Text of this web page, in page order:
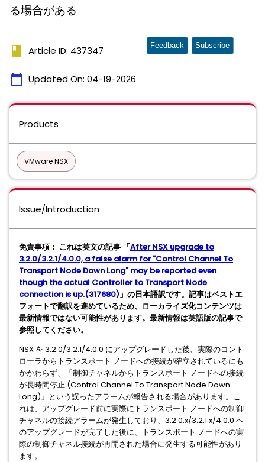
る場合がある
book Article ID: 437347
calendar_today Updated On: 04-19-2026
Feedback Subscribe
Products
VMware NSX
Issue/Introduction
免責事項： これは英文の記事 「After NSX upgrade to
3.2.0/3.2.1/4.0.0, a false alarm for "Control Channel To
Transport Node Down Long" may be reported even
though the actual Controller to Transport Node
connection is up.(317680)」の日本語訳です。記事はベストエ
フォートで翻訳を進めているため、ローカライズ化コンテンツは
最新情報ではない可能性があります。最新情報は英語版の記事で
参照してください。
NSX を 3.2.0/3.2.1/4.0.0 にアップグレードした後、実際のコント
ローラからトランスポート ノードへの接続が確立されているにも
かかわらず、「制御チャネルからトランスポート ノードへの接続
が長時間停止 (Control Channel To Transport Node Down
Long)」という誤ったアラームが報告される場合があります。こ
れは、アップグレード前に実際にトランスポート ノードへの制御
チャネルの接続アラームが発生しており、3.2.0.x/3.2.1.x/4.0.0 へ
のアップグレードが完了した後に、トランスポート ノードへの実
際の制御チャネル接続が再開された場合に発生する可能性があり
ます。